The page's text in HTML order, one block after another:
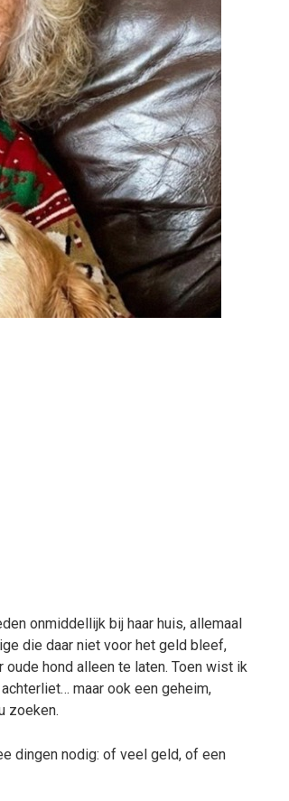
onmiddellijk bij haar huis, allemaal
die daar niet voor het geld bleef,
oude hond alleen te laten. Toen wist ik
maar ook een geheim,
zoeken.
dingen nodig: of veel geld, of een